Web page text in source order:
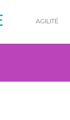
AGILITÉ